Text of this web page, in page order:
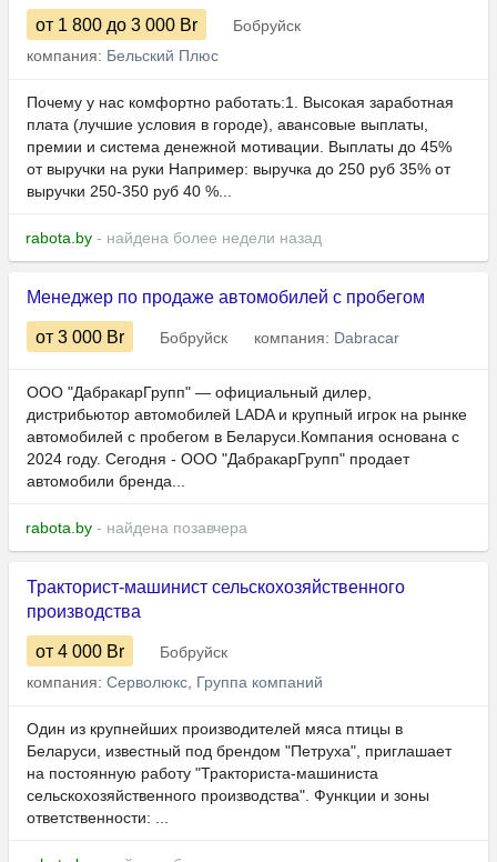
от 1 800 до 3 000 Br
Бобруйск
компания: Бельский Плюс
Почему у нас комфортно работать:1. Высокая заработная
плата (лучшие условия в городе), авансовые выплаты,
премии и система денежной мотивации. Выплаты до 45%
от выручки на руки Например: выручка до 250 руб 35% от
выручки 250-350 руб 40 %...
rabota.by - найдена более недели назад
Менеджер по продаже автомобилей с пробегом
от 3 000 Br Бобруйск компания: Dabracar
ООО "ДабракарГрупп" — официальный дилер,
дистрибьютор автомобилей LADA и крупный игрок на рынке
автомобилей с пробегом в Беларуси.Компания основана с
2024 году. Сегодня - ООО "ДабракарГрупп" продает
автомобили бренда...
rabota.by - найдена позавчера
Тракторист-машинист сельскохозяйственного
производства
от 4 000 Br
Бобруйск
компания: Серволюкс, Группа компаний
Один из крупнейших производителей мяса птицы в
Беларуси, известный под брендом "Петруха", приглашает
на постоянную работу "Тракториста-машиниста
сельскохозяйственного производства". Функции и зоны
ответственности: ...